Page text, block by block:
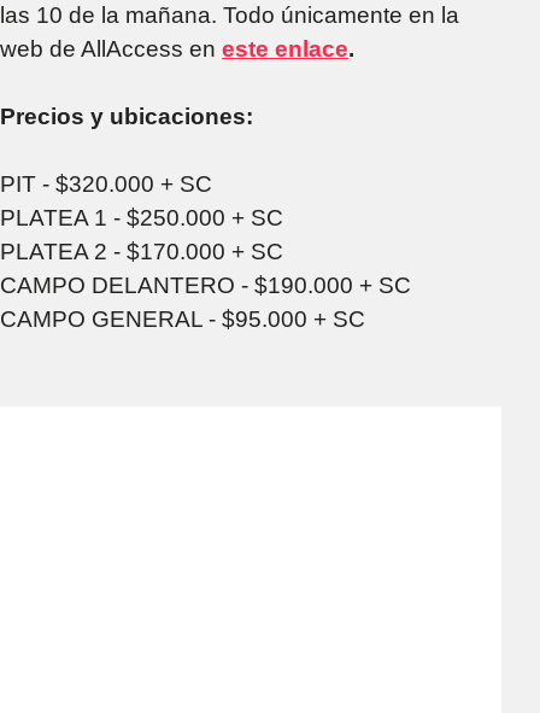
las 10 de la mañana. Todo únicamente en la
web de AllAccess en este enlace.
Precios y ubicaciones:
PIT - $320.000 + SC
PLATEA 1 - $250.000 + SC
PLATEA 2 - $170.000 + SC
CAMPO DELANTERO - $190.000 + SC
CAMPO GENERAL - $95.000 + SC